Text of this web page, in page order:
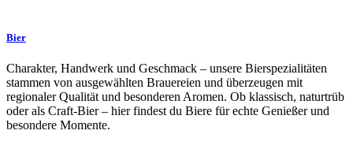
Bier
Charakter, Handwerk und Geschmack – unsere Bierspezialitäten
stammen von ausgewählten Brauereien und überzeugen mit
regionaler Qualität und besonderen Aromen. Ob klassisch, naturtrüb
oder als Craft-Bier – hier findest du Biere für echte Genießer und
besondere Momente.